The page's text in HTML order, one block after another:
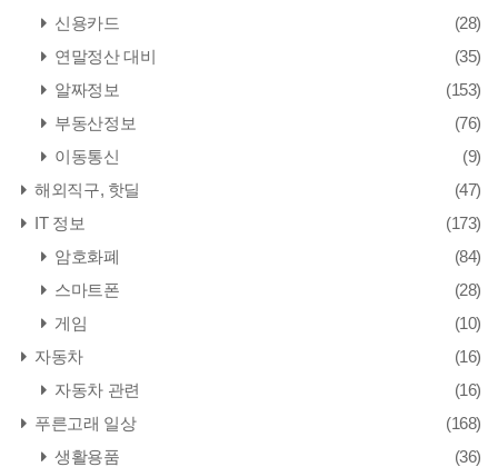
신용카드
(28)
연말정산 대비
(35)
알짜정보
(153)
부동산정보
(76)
이동통신
(9)
해외직구, 핫딜
(47)
IT 정보
(173)
암호화폐
(84)
스마트폰
(28)
게임
(10)
자동차
(16)
자동차 관련
(16)
푸른고래 일상
(168)
생활용품
(36)